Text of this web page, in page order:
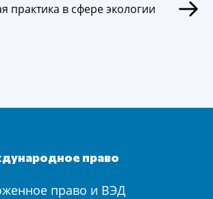
практика в сфере экологии
право
право и ВЭД